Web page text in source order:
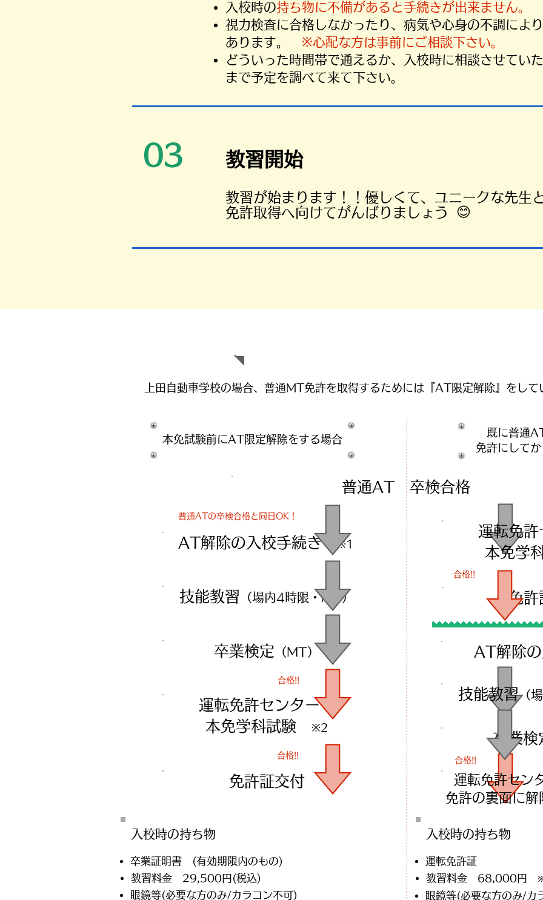
入校時の持ち物に不備があると手続きが出来ません。
視力検査に合格しなかったり、病気や心身の不調によ
あります。 ※心配な方は事前にご相談下さい。
どういった時間帯で通えるか、入校時に相談させてい
まで予定を調べて来て下さい。
03 教習開始
​教習が始まります！！ 優しくて、ユニークな先生
免許取得へ向けてがんばりましょう
😊
上田自動車学校の場合、普通MT免許を取得するためには『AT限定解除』をし
普通AT 卒検合格
本免試験前にAT限定解除を​する場合
既に普通
免許にして
AT解除の入校手続き ※1
普通ATの卒検合格と同日OK！
技能教習 （場内4時限・MT）
卒業検定 （MT）
運転免許センターで
​本免学科試験
※2
合格!!
合格!!
運転免許
本免学
免
免許証交付
AT解除
合格!!
技能教習（
卒業検
合格!!
運転免許セン
免許の裏面に
入校時の​持ち物
卒業証明書 (有効期限内のもの)
教習料金 29,500円(税込)
眼鏡等(必要な方のみ/カラコン不可)
入校時の​持ち物
運転免許証
教習料金 68,000円
眼鏡等(必要な方のみ/カ